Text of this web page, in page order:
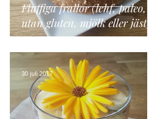
Fluffiga frallor (lchf, paleo,
utan gluten, mjölk eller jäst)
30 juli 2017